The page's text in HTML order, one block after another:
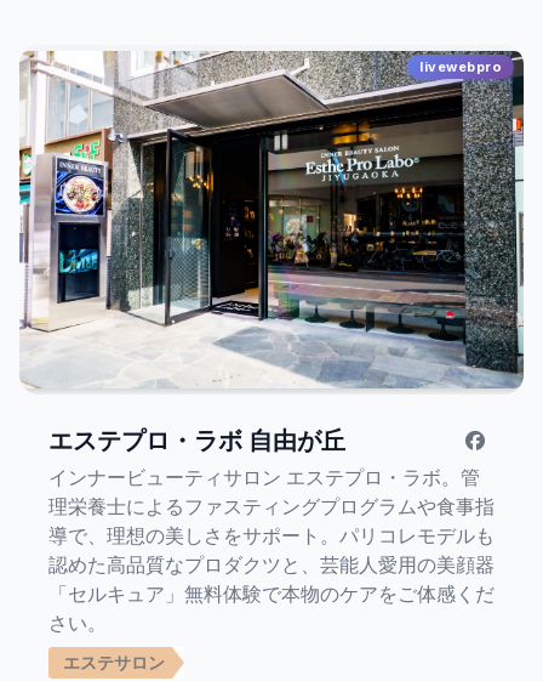
いるため、お車での来院にも便利です。専門性を活
かした診療体制と充実した設備のもと、地域のホー
ムドクターとして安心できる獣医療サービスを提供
しています。
livewebpro
エステプロ・ラボ 自由が丘
インナービューティサロン エステプロ・ラボ。管
理栄養士によるファスティングプログラムや食事指
導で、理想の美しさをサポート。パリコレモデルも
認めた高品質なプロダクツと、芸能人愛用の美顔器
「セルキュア」無料体験で本物のケアをご体感くだ
さい。
エステサロン